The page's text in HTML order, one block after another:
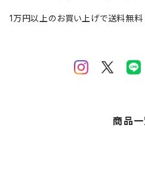
1万円以上のお買い上げで送料無料
商品